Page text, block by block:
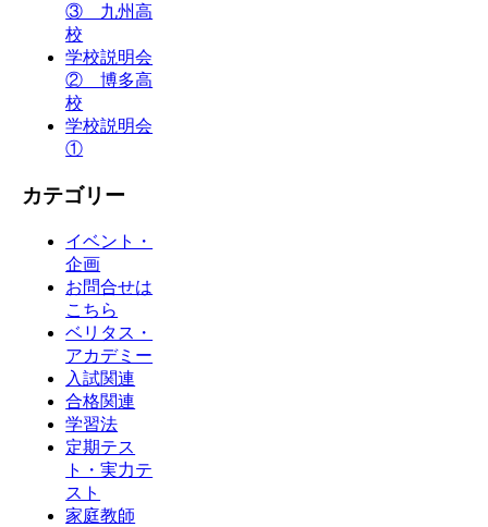
③ 九州高
校
学校説明会
② 博多高
校
学校説明会
①
カテゴリー
イベント・
企画
お問合せは
こちら
ベリタス・
アカデミー
入試関連
合格関連
学習法
定期テス
ト・実力テ
スト
家庭教師